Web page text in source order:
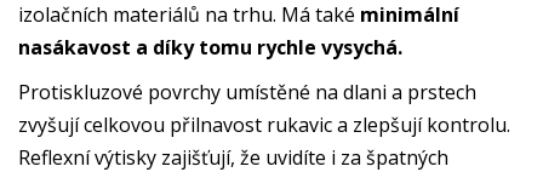
izolačních materiálů na trhu. Má také minimální
nasákavost a díky tomu rychle vysychá.
Protiskluzové povrchy umístěné na dlani a prstech
zvyšují celkovou přilnavost rukavic a zlepšují kontrolu.
Reflexní výtisky zajišťují, že uvidíte i za špatných